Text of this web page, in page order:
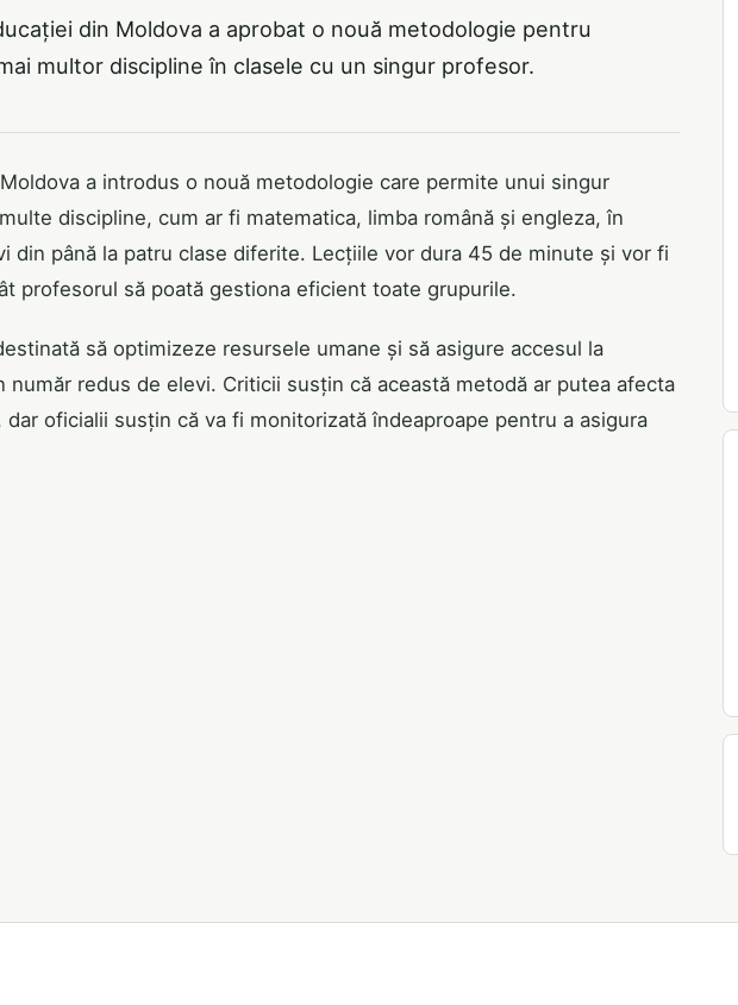
din Moldova a aprobat o nouă metodologie pentru
multor discipline în clasele cu un singur profesor.
a introdus o nouă metodologie care permite unui singur
discipline, cum ar fi matematica, limba română și engleza, în
din până la patru clase diferite. Lecțiile vor dura 45 de minute și vor fi
profesorul să poată gestiona eficient toate grupurile.
să optimizeze resursele umane și să asigure accesul la
număr redus de elevi. Criticii susțin că această metodă ar putea afecta
oficialii susțin că va fi monitorizată îndeaproape pentru a asigura